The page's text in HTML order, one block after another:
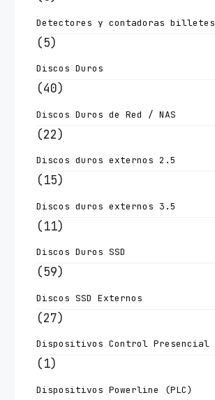
Detectores y contadoras billetes
(5)
Discos Duros
(40)
Discos Duros de Red / NAS
(22)
Discos duros externos 2.5
(15)
Discos duros externos 3.5
(11)
Discos Duros SSD
(59)
Discos SSD Externos
(27)
Dispositivos Control Presencial
(1)
Dispositivos Powerline (PLC)